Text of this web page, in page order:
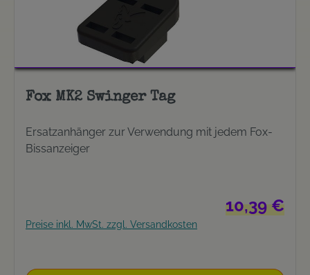
Fox MK2 Swinger Tag
Ersatzanhänger zur Verwendung mit jedem Fox-
Bissanzeiger
Regulärer
10,39 €
Preise inkl. MwSt. zzgl. Versandkosten